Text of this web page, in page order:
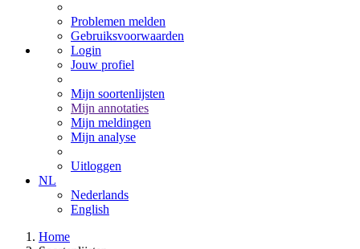
Problemen melden
Gebruiksvoorwaarden
Login
Jouw profiel
Mijn soortenlijsten
Mijn annotaties
Mijn meldingen
Mijn analyse
Uitloggen
NL
Nederlands
English
Home